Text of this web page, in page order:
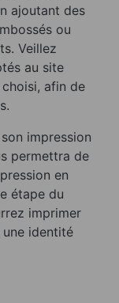
ajoutant des
ou
Veillez
au site
choisi, afin de
impression
permettra de
en
étape du
imprimer
identité